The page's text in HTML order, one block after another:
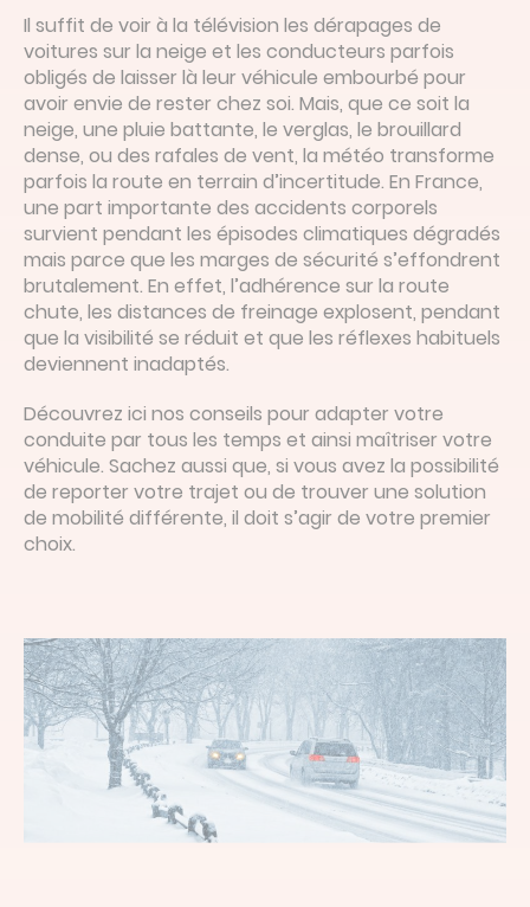
Il suffit de voir à la télévision les dérapages de
voitures sur la neige et les conducteurs parfois
obligés de laisser là leur véhicule embourbé pour
avoir envie de rester chez soi. Mais, que ce soit la
neige, une pluie battante, le verglas, le brouillard
dense, ou des rafales de vent, la météo transforme
parfois la route en terrain d’incertitude. En France,
une part importante des accidents corporels
survient pendant les épisodes climatiques dégradés
mais parce que les marges de sécurité s’effondrent
brutalement. En effet, l’adhérence sur la route
chute, les distances de freinage explosent, pendant
que la visibilité se réduit et que les réflexes habituels
deviennent inadaptés.
Découvrez ici nos conseils pour adapter votre
conduite par tous les temps et ainsi maîtriser votre
véhicule. Sachez aussi que, si vous avez la possibilité
de reporter votre trajet ou de trouver une solution
de mobilité différente, il doit s’agir de votre premier
choix.